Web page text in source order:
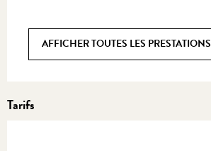
AFFICHER TOUTES LES PRESTATIONS
Tarifs